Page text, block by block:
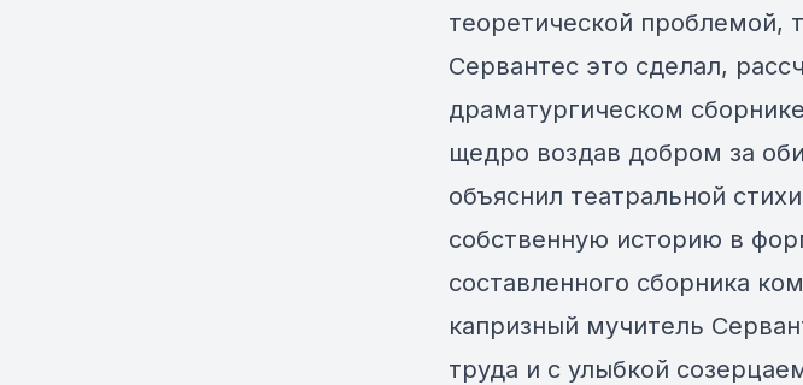
теоретической
Сервантес это сделал,
драматургическом
щедро воздав добром за
объяснил театральной
собственную историю в
составленного сборника
капризный мучитель
труда и с улыбкой